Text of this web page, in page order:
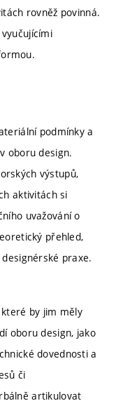
rovněž povinná.
podmínky a
oboru design.
výstupů,
aktivitách si
uvažování o
přehled,
praxe.
by jim měly
oboru design, jako
dovednosti a
či
artikulovat